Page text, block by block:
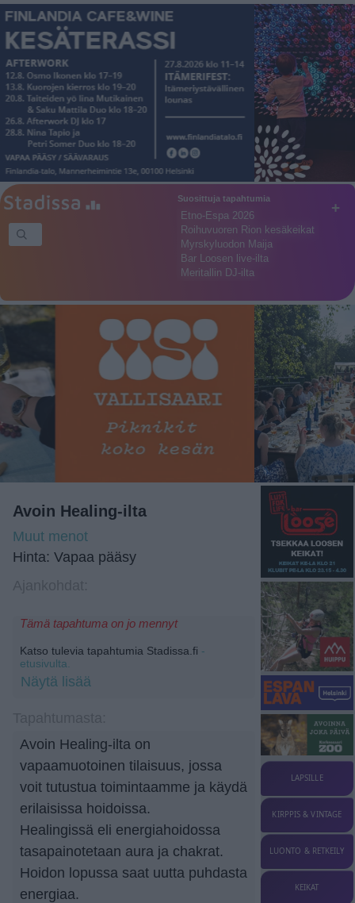
+
Suosittuja tapahtumia
Etno-Espa 2026
Roihuvuoren Rion kesäkeikat
Myrskyluodon Maija
Bar Loosen live-ilta
Meritallin DJ-ilta
Avoin Healing-ilta
Muut menot
Hinta: Vapaa pääsy
Tämä tapahtuma on jo mennyt
Katso tulevia tapahtumia Stadissa.fi -
etusivulta.
Näytä lisää
Avoin Healing-ilta on
vapaamuotoinen tilaisuus, jossa
voit tutustua toimintaamme ja käydä
erilaisissa hoidoissa.
Healingissä eli energiahoidossa
tasapainotetaan aura ja chakrat.
Hoidon lopussa saat uutta puhdasta
energiaa.
LAPSILLE
KIRPPIS & VINTAGE
LUONTO & RETKEILY
KEIKAT